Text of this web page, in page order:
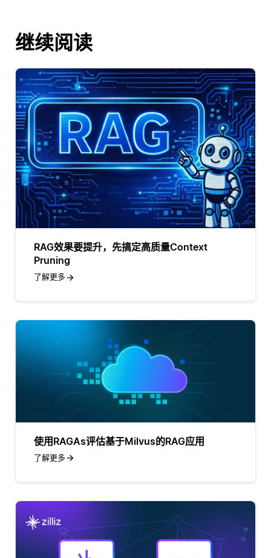
继续阅读
RAG效果要提升，先搞定高质量Context
Pruning
了解更多
使用RAGAs评估基于Milvus的RAG应用
了解更多